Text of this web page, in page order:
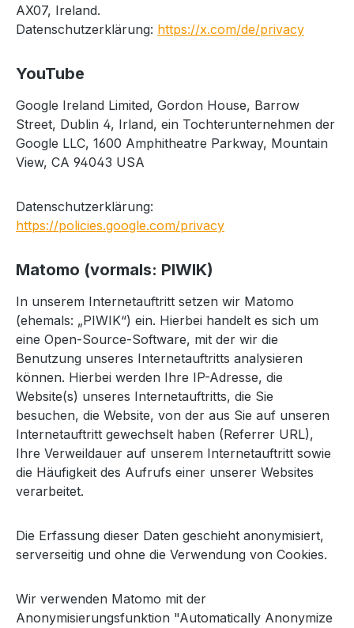
AX07, Ireland.
Datenschutzerklärung: https://x.com/de/privacy
YouTube
Google Ireland Limited, Gordon House, Barrow
Street, Dublin 4, Irland, ein Tochterunternehmen der
Google LLC, 1600 Amphitheatre Parkway, Mountain
View, CA 94043 USA
Datenschutzerklärung:
https://policies.google.com/privacy
Matomo (vormals: PIWIK)
In unserem Internetauftritt setzen wir Matomo
(ehemals: „PIWIK“) ein. Hierbei handelt es sich um
eine Open-Source-Software, mit der wir die
Benutzung unseres Internetauftritts analysieren
können. Hierbei werden Ihre IP-Adresse, die
Website(s) unseres Internetauftritts, die Sie
besuchen, die Website, von der aus Sie auf unseren
Internetauftritt gewechselt haben (Referrer URL),
Ihre Verweildauer auf unserem Internetauftritt sowie
die Häufigkeit des Aufrufs einer unserer Websites
verarbeitet.
Die Erfassung dieser Daten geschieht anonymisiert,
serverseitig und ohne die Verwendung von Cookies.
Wir verwenden Matomo mit der
Anonymisierungsfunktion "Automatically Anonymize